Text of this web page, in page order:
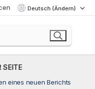
Deutsch (Ändern)
SEITE
eines neuen Berichts